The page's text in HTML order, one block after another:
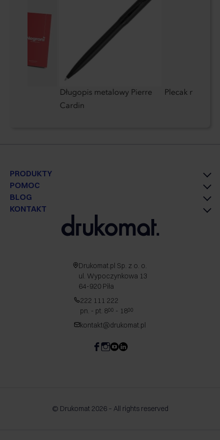
Długopis metalowy Pierre
Cardin
Plecak na
PRODUKTY
POMOC
BLOG
KONTAKT
Drukomat.pl Sp. z o. o.
ul. Wypoczynkowa 13
64-920 Piła
222 111 222
pn. - pt. 800 - 1800
kontakt@drukomat.pl
© Drukomat 2026 – All rights reserved